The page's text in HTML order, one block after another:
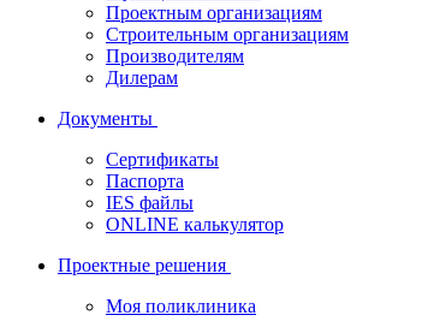
Проектным организациям
Строительным организациям
Производителям
Дилерам
Документы
Сертификаты
Паспорта
IES файлы
ONLINE калькулятор
Проектные решения
Моя поликлиника